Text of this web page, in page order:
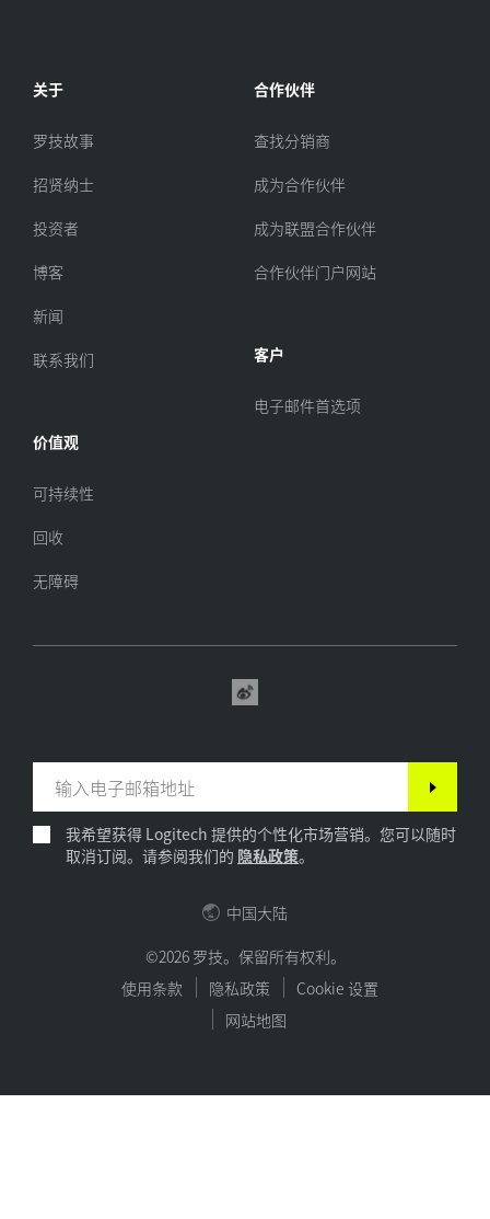
关于
罗技故事
招贤纳士
投资者
博客
新闻
联系我们
价值观
可持续性
回收
无障碍
合作伙伴
查找分销商
成为合作伙伴
成为联盟合作伙伴
合作伙伴门户网站
客户
电子邮件首选项
我希望获得 Logitech 提供的个性化市场营销。您可以随时
取消订阅。请参阅我们的 隐私政策。
©2026 罗技。保留所有权利。
使用条款
隐私政策
Cookie 设置
网站地图
中国大陆